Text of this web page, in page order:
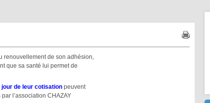
renouvellement de son adhésion,
que sa santé lui permet de
jour de leur cotisation peuvent
l’association CHAZAY